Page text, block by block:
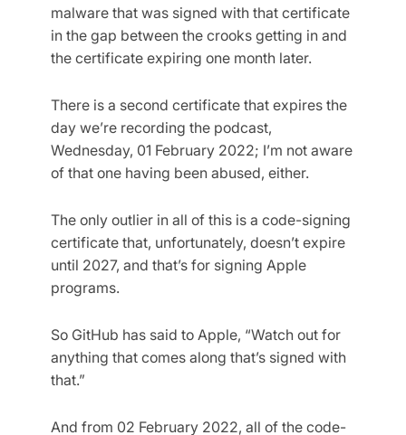
malware that was signed with that certificate
in the gap between the crooks getting in and
the certificate expiring one month later.
There is a second certificate that expires the
day we’re recording the podcast,
Wednesday, 01 February 2022; I’m not aware
of that one having been abused, either.
The only outlier in all of this is a code-signing
certificate that, unfortunately, doesn’t expire
until 2027, and that’s for signing Apple
programs.
So GitHub has said to Apple, “Watch out for
anything that comes along that’s signed with
that.”
And from 02 February 2022, all of the code-